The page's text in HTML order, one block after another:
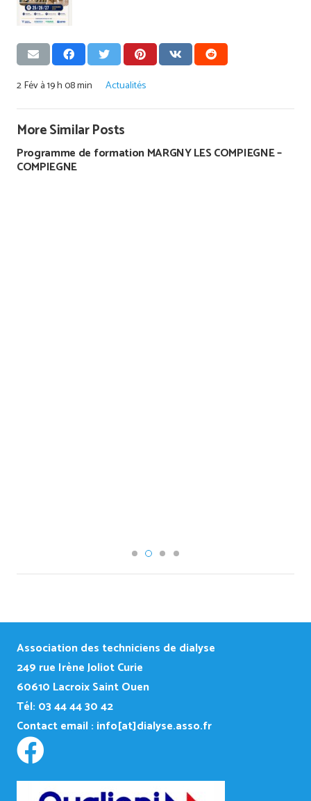
2 Fév à 19 h 08 min Actualités
More Similar Posts
Programme de formation MARGNY LES COMPIEGNE –
COMPIEGNE
Association des techniciens de dialyse
249 rue Irène Joliot Curie
60610 Lacroix Saint Ouen
Tél: 03 44 44 30 42
Contact email : info[at]dialyse.asso.fr